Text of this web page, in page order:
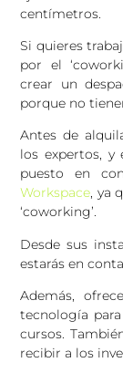
centímetros.
Si quieres
por el
crear un
porque no
Antes de
los expertos, y
puesto en
Workspace, ya
‘coworking’.
Desde sus
estarás en
Además,
tecnología
cursos.
recibir a los